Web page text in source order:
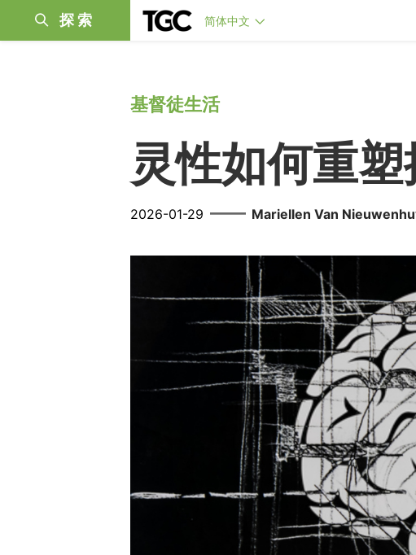
探索 简体中文
基督徒生活
灵性如何重
2026-01-29 —— Mariellen Van